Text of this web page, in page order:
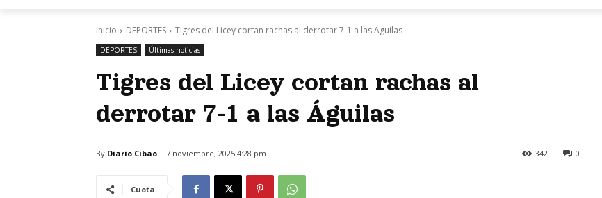
Inicio DEPORTES Tigres del Licey cortan rachas al derrotar 7-1 a las Águilas
DEPORTES Últimas noticias
Tigres del Licey cortan rachas al
derrotar 7-1 a las Águilas
By Diario Cibao 7 noviembre, 2025 4:28 pm 0
342
Cuota